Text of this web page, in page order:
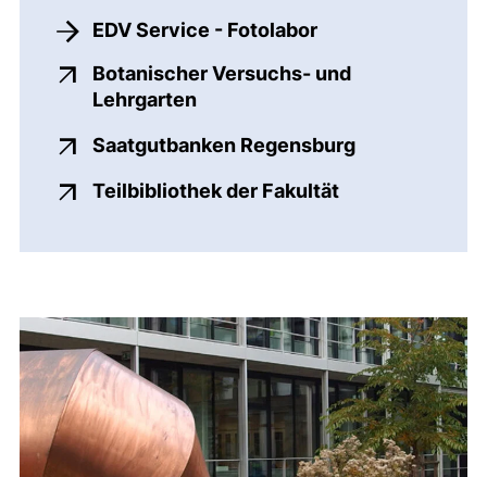
EDV Service - Fotolabor
Botanischer Versuchs- und
Lehrgarten(externer Link, öffnet neues
Saatgutbanken Regensburg(externer
Teilbibliothek der Fakultät(externer Link,